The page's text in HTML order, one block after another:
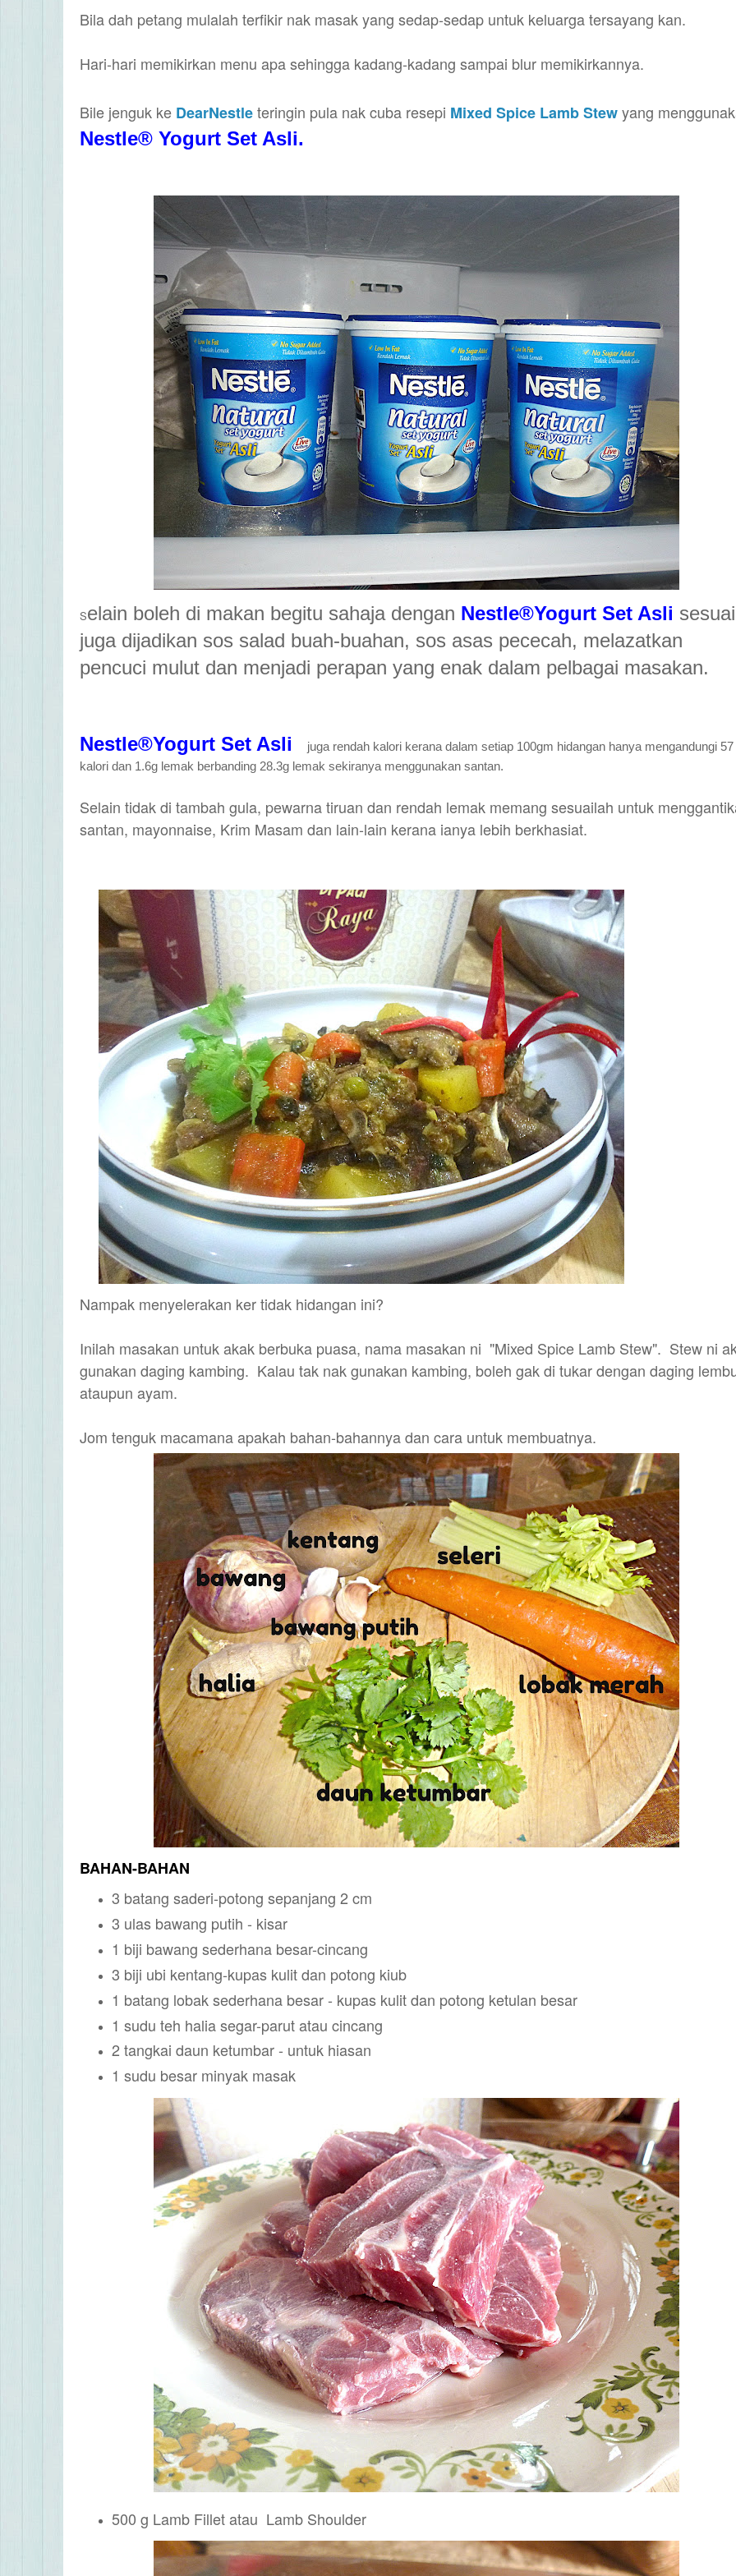
Bila dah petang mulalah terfikir nak masak yang sedap-sedap untuk keluarga tersayang kan.
Hari-hari memikirkan menu apa sehingga kadang-kadang sampai blur memikirkannya.
Bile jenguk ke DearNestleteringin pula nak cuba resepi Mixed Spice Lamb Stewyang
Nestle® Yogurt Set Asli.
Selain boleh di makan begitu sahaja dengan Nestle®Yogurt Set Asli sesuai
juga dijadikan sos salad buah-buahan, sos asas pececah, melazatkan
pencuci mulut dan menjadi perapan yang enak dalam pelbagai masakan.
Nestle®Yogurt Set Asli juga rendah kalori kerana dalam setiap 100gm hidangan hanya mengandungi 57
kalori dan 1.6g lemak berbanding 28.3g lemak sekiranya menggunakan santan.
Selain tidak di tambah gula, pewarna tiruan dan rendah lemak memang sesuailah untuk
santan, mayonnaise, Krim Masam dan lain-lain kerana ianya lebih berkhasiat.
Nampak menyelerakan ker tidak hidangan ini?
Inilah masakan untuk akak berbuka puasa, nama masakan ni "Mixed Spice Lamb Stew". Stew ni
gunakan daging kambing. Kalau tak nak gunakan kambing, boleh gak di tukar dengan daging
ataupun ayam.
Jom tenguk macamana apakah bahan-bahannya dan cara untuk membuatnya.
BAHAN-BAHAN
3 batang saderi-potong sepanjang 2 cm
3 ulas bawang putih - kisar
1 biji bawang sederhana besar-cincang
3 biji ubi kentang-kupas kulit dan potong kiub
1 batang lobak sederhana besar - kupas kulit dan potong ketulan besar
1 sudu teh halia segar-parut atau cincang
2 tangkai daun ketumbar - untuk hiasan
1 sudu besar minyak masak
500 g Lamb Fillet atau Lamb Shoulder